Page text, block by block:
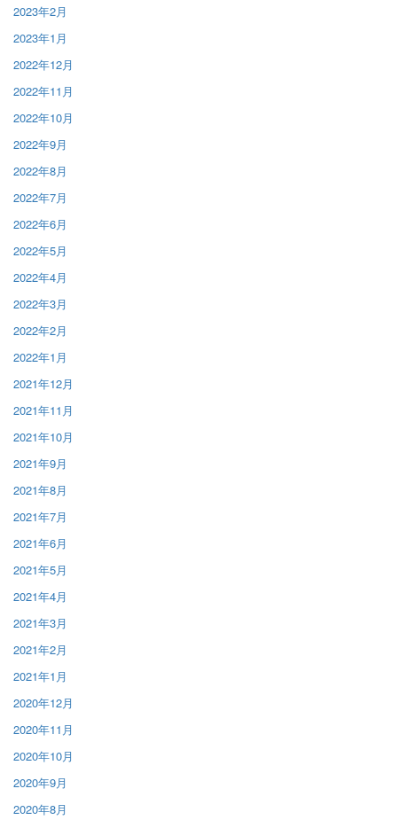
2023年2月
2023年1月
2022年12月
2022年11月
2022年10月
2022年9月
2022年8月
2022年7月
2022年6月
2022年5月
2022年4月
2022年3月
2022年2月
2022年1月
2021年12月
2021年11月
2021年10月
2021年9月
2021年8月
2021年7月
2021年6月
2021年5月
2021年4月
2021年3月
2021年2月
2021年1月
2020年12月
2020年11月
2020年10月
2020年9月
2020年8月